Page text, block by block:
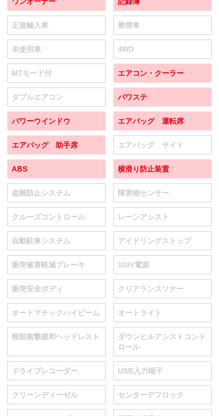
正規輸入車 禁煙車
未使用車 4WD
MTモード付 エアコン・クーラー
ダブルエアコン パワステ
パワーウインドウ エアバッグ 運転席
エアバッグ 助手席 エアバッグ サイド
ABS 横滑り防止装置
盗難防止システム 障害物センサー
クルーズコントロール レーンアシスト
自動駐車システム アイドリングストップ
衝突被害軽減ブレーキ 100V電源
衝突安全ボディ クリアランスソナー
オートマチックハイビーム オートライト
頸部衝撃緩和ヘッドレスト
ダウンヒルアシストコント
ロール
ドライブレコーダー USB入力端子
クリーンディーゼル センターデフロック